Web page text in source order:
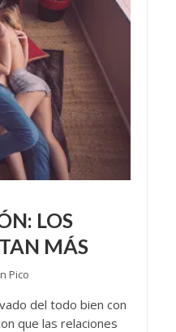
LOS
MÁS
Pico
del todo bien con
que las relaciones